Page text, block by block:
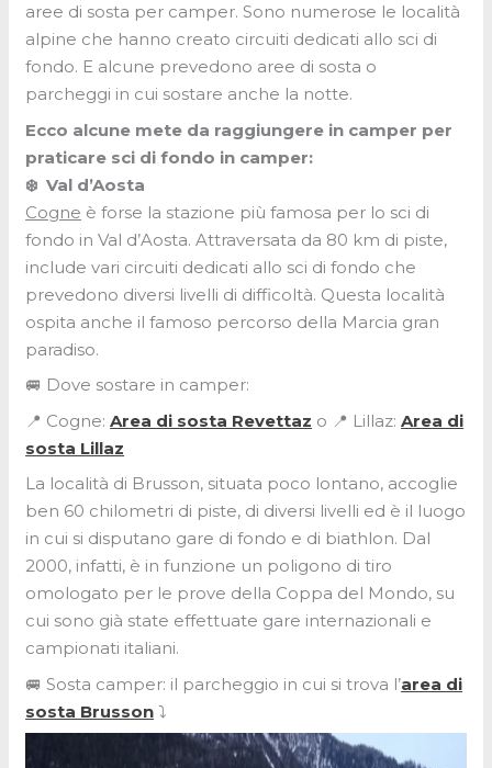
aree di sosta per camper. Sono numerose le località
alpine che hanno creato circuiti dedicati allo sci di
fondo. E alcune prevedono aree di sosta o
parcheggi in cui sostare anche la notte.
Ecco alcune mete da raggiungere in camper per
praticare sci di fondo in camper:
❄️ Val d’Aosta
Cogne è forse la stazione più famosa per lo sci di
fondo in Val d’Aosta. Attraversata da 80 km di piste,
include vari circuiti dedicati allo sci di fondo che
prevedono diversi livelli di difficoltà. Questa località
ospita anche il famoso percorso della Marcia gran
paradiso.
🚐 Dove sostare in camper:
📍 Cogne:Area di sosta Revettaz o 📍 Lillaz:Area di
sosta Lillaz
La località di Brusson, situata poco lontano, accoglie
ben 60 chilometri di piste, di diversi livelli ed è il luogo
in cui si disputano gare di fondo e di biathlon. Dal
2000, infatti, è in funzione un poligono di tiro
omologato per le prove della Coppa del Mondo, su
cui sono già state effettuate gare internazionali e
campionati italiani.
🚐 Sosta camper: il parcheggio in cui si trova l’area di
sosta Brusson ⤵